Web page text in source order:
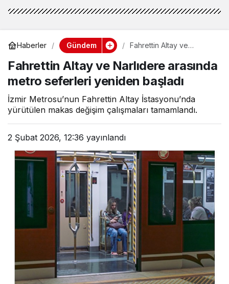
Haberler Gündem
Fahrettin Altay ve
seferleri yeniden başladı
Fahrettin Altay ve Narlıdere arasında
metro seferleri yeniden başladı
İzmir Metrosu’nun Fahrettin Altay İstasyonu’nda
yürütülen makas değişim çalışmaları tamamlandı.
2 Şubat 2026, 12:36 yayınlandı